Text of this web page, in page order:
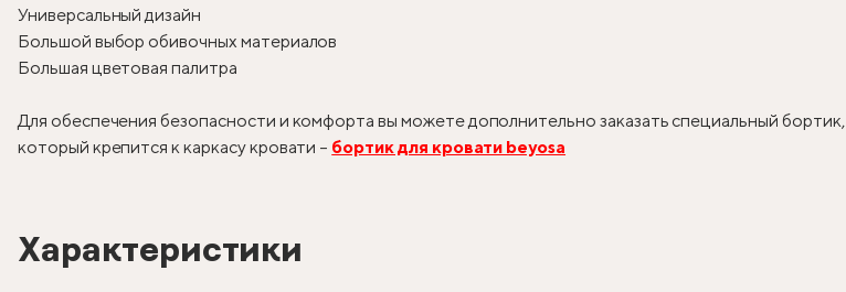
Универсальный дизайн
Большой выбор обивочных материалов
Большая цветовая палитра
Для обеспечения безопасности и комфорта вы можете дополнительно заказать специальный бортик,
который крепится к каркасу кровати – бортик для кровати beyosa
Характеристики